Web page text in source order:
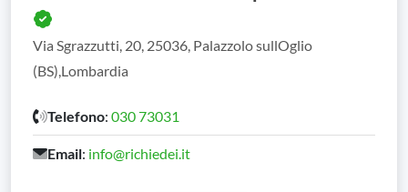
Via Sgrazzutti, 20, 25036, Palazzolo sullOglio
(BS),Lombardia
Telefono: 030 73031
Email: info@richiedei.it